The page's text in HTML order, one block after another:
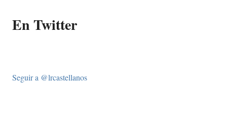
En Twitter
Seguir a @lrcastellanos